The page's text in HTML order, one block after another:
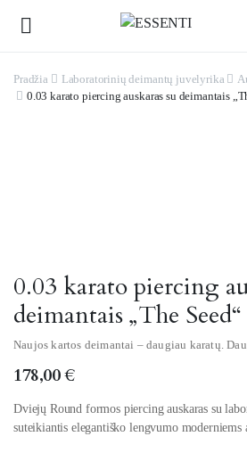
Pradžia Laboratorinių deimantų juvelyrika
0.03 karato piercing auskaras su deimantais
0.03 karato piercing
deimantais „The Seed“
Naujos kartos deimantai – daugiau karatų.
178,00€
Dviejų Round formos piercing auskaras su
suteikiantis elegantiško lengvumo moderniems